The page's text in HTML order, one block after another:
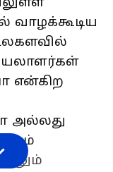
வாழக்கூடிய
என்கிற
அல்லது